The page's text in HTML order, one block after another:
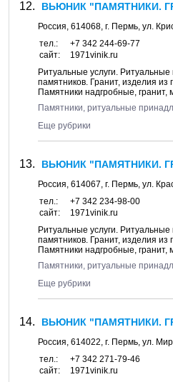
ВЬЮНИК "ПАМЯТНИКИ.
Россия, 614068, г. Пермь, ул.
тел.:
+7 342 244-69-77
сайт:
1971vinik.ru
Ритуальные услуги.
памятников. Гранит, изделия
Памятники надгробные,
Памятники, ритуальные
Еще рубрики
ВЬЮНИК "ПАМЯТНИКИ.
Россия, 614067, г. Пермь, ул.
тел.:
+7 342 234-98-00
сайт:
1971vinik.ru
Ритуальные услуги.
памятников. Гранит, изделия
Памятники надгробные,
Памятники, ритуальные
Еще рубрики
ВЬЮНИК "ПАМЯТНИКИ.
Россия, 614022, г. Пермь, ул.
тел.:
+7 342 271-79-46
сайт:
1971vinik.ru